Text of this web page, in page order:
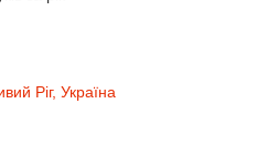
Ріг, Україна